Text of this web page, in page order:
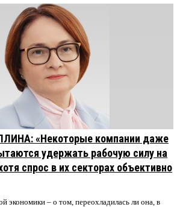
«Некоторые компании даже
удержать рабочую силу на
спрос в их секторах объективно
экономики – о том, переохладилась ли она, в